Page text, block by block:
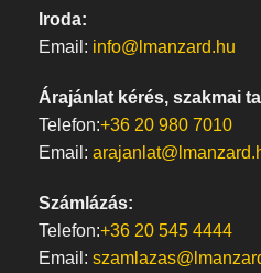
Iroda:
Email: info@lmanzard.hu
Árajánlat kérés, szakmai
Telefon:+36 20 980 7010
Email:
Számlázás:
Telefon:+36 20 545 4444
Email: